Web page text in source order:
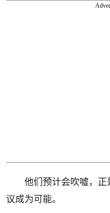
他们预计会吹嘘，
议成为可能。